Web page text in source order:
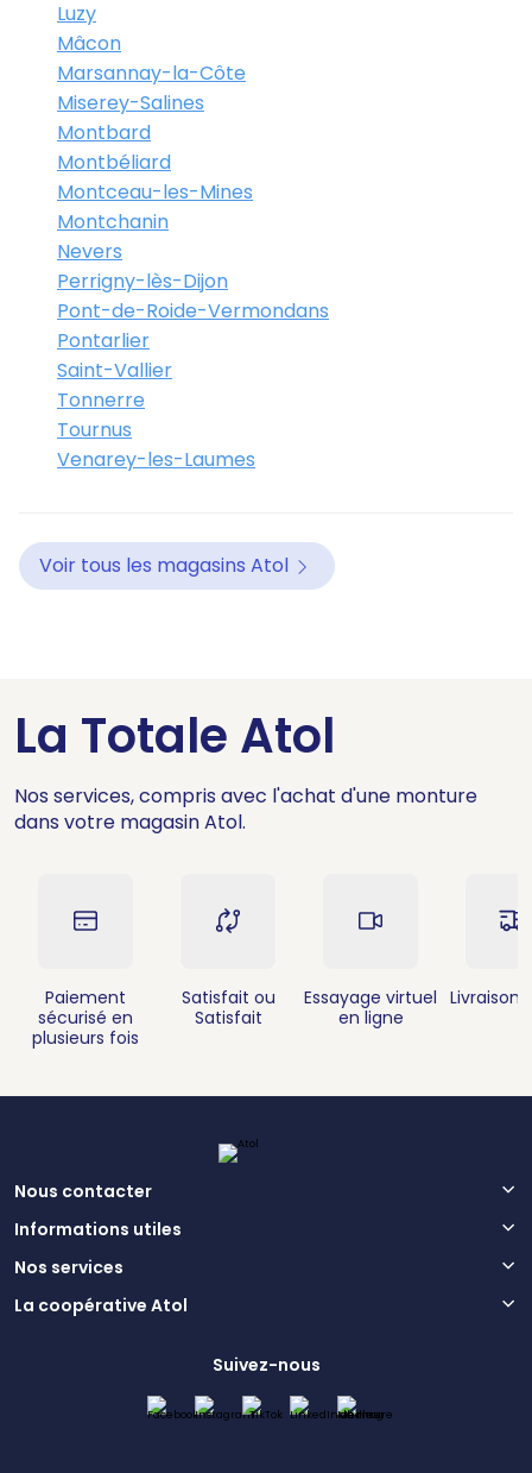
Luzy
Mâcon
Marsannay-la-Côte
Miserey-Salines
Montbard
Montbéliard
Montceau-les-Mines
Montchanin
Nevers
Perrigny-lès-Dijon
Pont-de-Roide-Vermondans
Pontarlier
Saint-Vallier
Tonnerre
Tournus
Venarey-les-Laumes
Voir tous les magasins Atol
La Totale Atol
Nos services, compris avec l'achat d'une monture
dans votre magasin Atol.
Paiement
sécurisé en
plusieurs fois
Satisfait ou
Satisfait
Essayage virtuel
en ligne
Livraison
Nous contacter
Informations utiles
Nos services
La coopérative Atol
Suivez-nous